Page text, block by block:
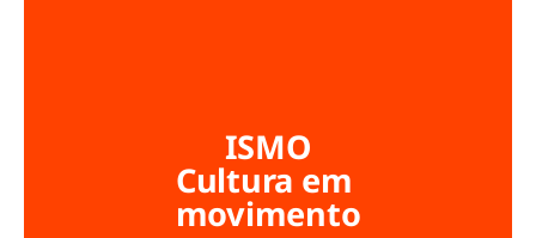
ISMO
Cultura em
movimento